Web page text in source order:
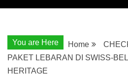
You are Here Home
PAKET LEBARAN DI SWISS-
HERITAGE